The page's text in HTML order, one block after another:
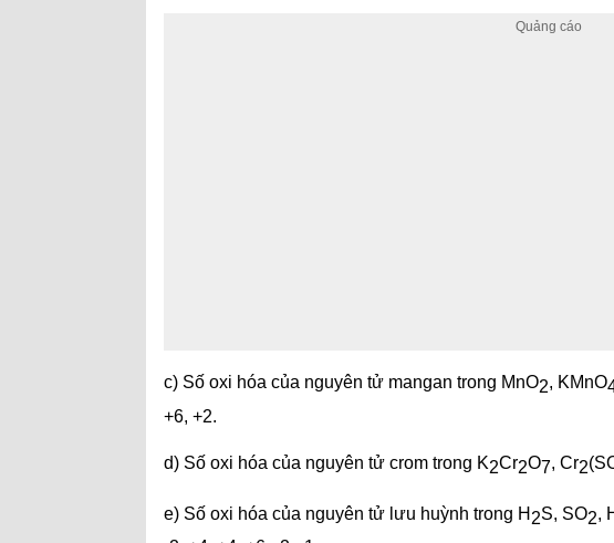
c) Số oxi hóa của nguyên tử mangan trong MnO2, KMnO
+6, +2.
d) Số oxi hóa của nguyên tử crom trong K2Cr2O7, Cr2
e) Số oxi hóa của nguyên tử lưu huỳnh trong H 2S, SO2,